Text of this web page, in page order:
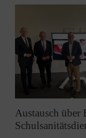
Austausch über